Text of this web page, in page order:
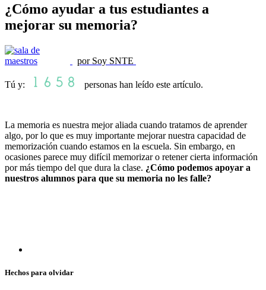
¿Cómo ayudar a tus estudiantes a
mejorar su memoria?
por Soy SNTE
Tú y: personas han leído este artículo.
La memoria es nuestra mejor aliada cuando tratamos de aprender
algo, por lo que es muy importante mejorar nuestra capacidad de
memorización cuando estamos en la escuela. Sin embargo, en
ocasiones parece muy difícil memorizar o retener cierta información
por más tiempo del que dura la clase. ¿Cómo podemos apoyar a
nuestros alumnos para que su memoria no les falle?
Hechos para olvidar